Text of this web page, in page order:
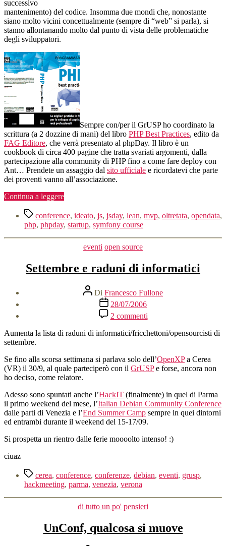
successivo
mantenimento) del codice. Insomma due mondi che, nonostante
siano molto vicini concettualmente (sempre di “web” si parla), si
stanno allontanando molto dal punto di vista delle problematiche
degli sviluppatori.
Sempre con/per il GrUSP ho coordinato la
scrittura (a 2 dozzine di mani) del libro PHP Best Practices, edito da
FAG Editore, che verrà presentato al phpDay. Il libro è un
cookbook di circa 400 pagine che tratta svariati argomenti, dalla
partecipazione alla community di PHP fino a come fare deploy con
Ant… Prendete un assaggio dal sito ufficiale e ricordatevi che parte
dei proventi vanno all’associazione.
Continua a leggere“Novità
fronte:
phpDay
jsDay
business
startup”
Tagconference, ideato, js, jsday, lean, mvp, oltretata, opendata,
php, phpday, startup, symfony course
Categorie
eventi open source
Settembre e raduni di informatici
Autore
articolo
Di Francesco Fullone
Data
dell'articolo
28/07/2006
2 commentisu
Settembre
e
informatici
Aumenta la lista di raduni di informatici/fricchettoni/opensourcisti di
settembre.
Se fino alla scorsa settimana si parlava solo dell’OpenXPa Cerea
(VR) il 30/9, al quale parteciperò con il GrUSPe forse, ancora non
ho deciso, come relatore.
Adesso sono spuntati anche l’HackIT (finalmente) in quel di Parma
il primo weekend del mese, l’Italian Debian Community Conference
dalle parti di Venezia e l’End Summer Camp sempre in quei dintorni
ed entrambi durante il weekend del 15-17/09.
Si prospetta un rientro dalle ferie moooolto intenso! :)
ciuaz
Tag cerea, conference, conferenze, debian, eventi, grusp,
hackmeeting, parma, venezia, verona
Categorie
di tutto un po' pensieri
UnConf, qualcosa si muove